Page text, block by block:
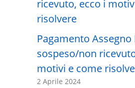
Pagamento
sospeso/non
motivi e come
2 Aprile 2024